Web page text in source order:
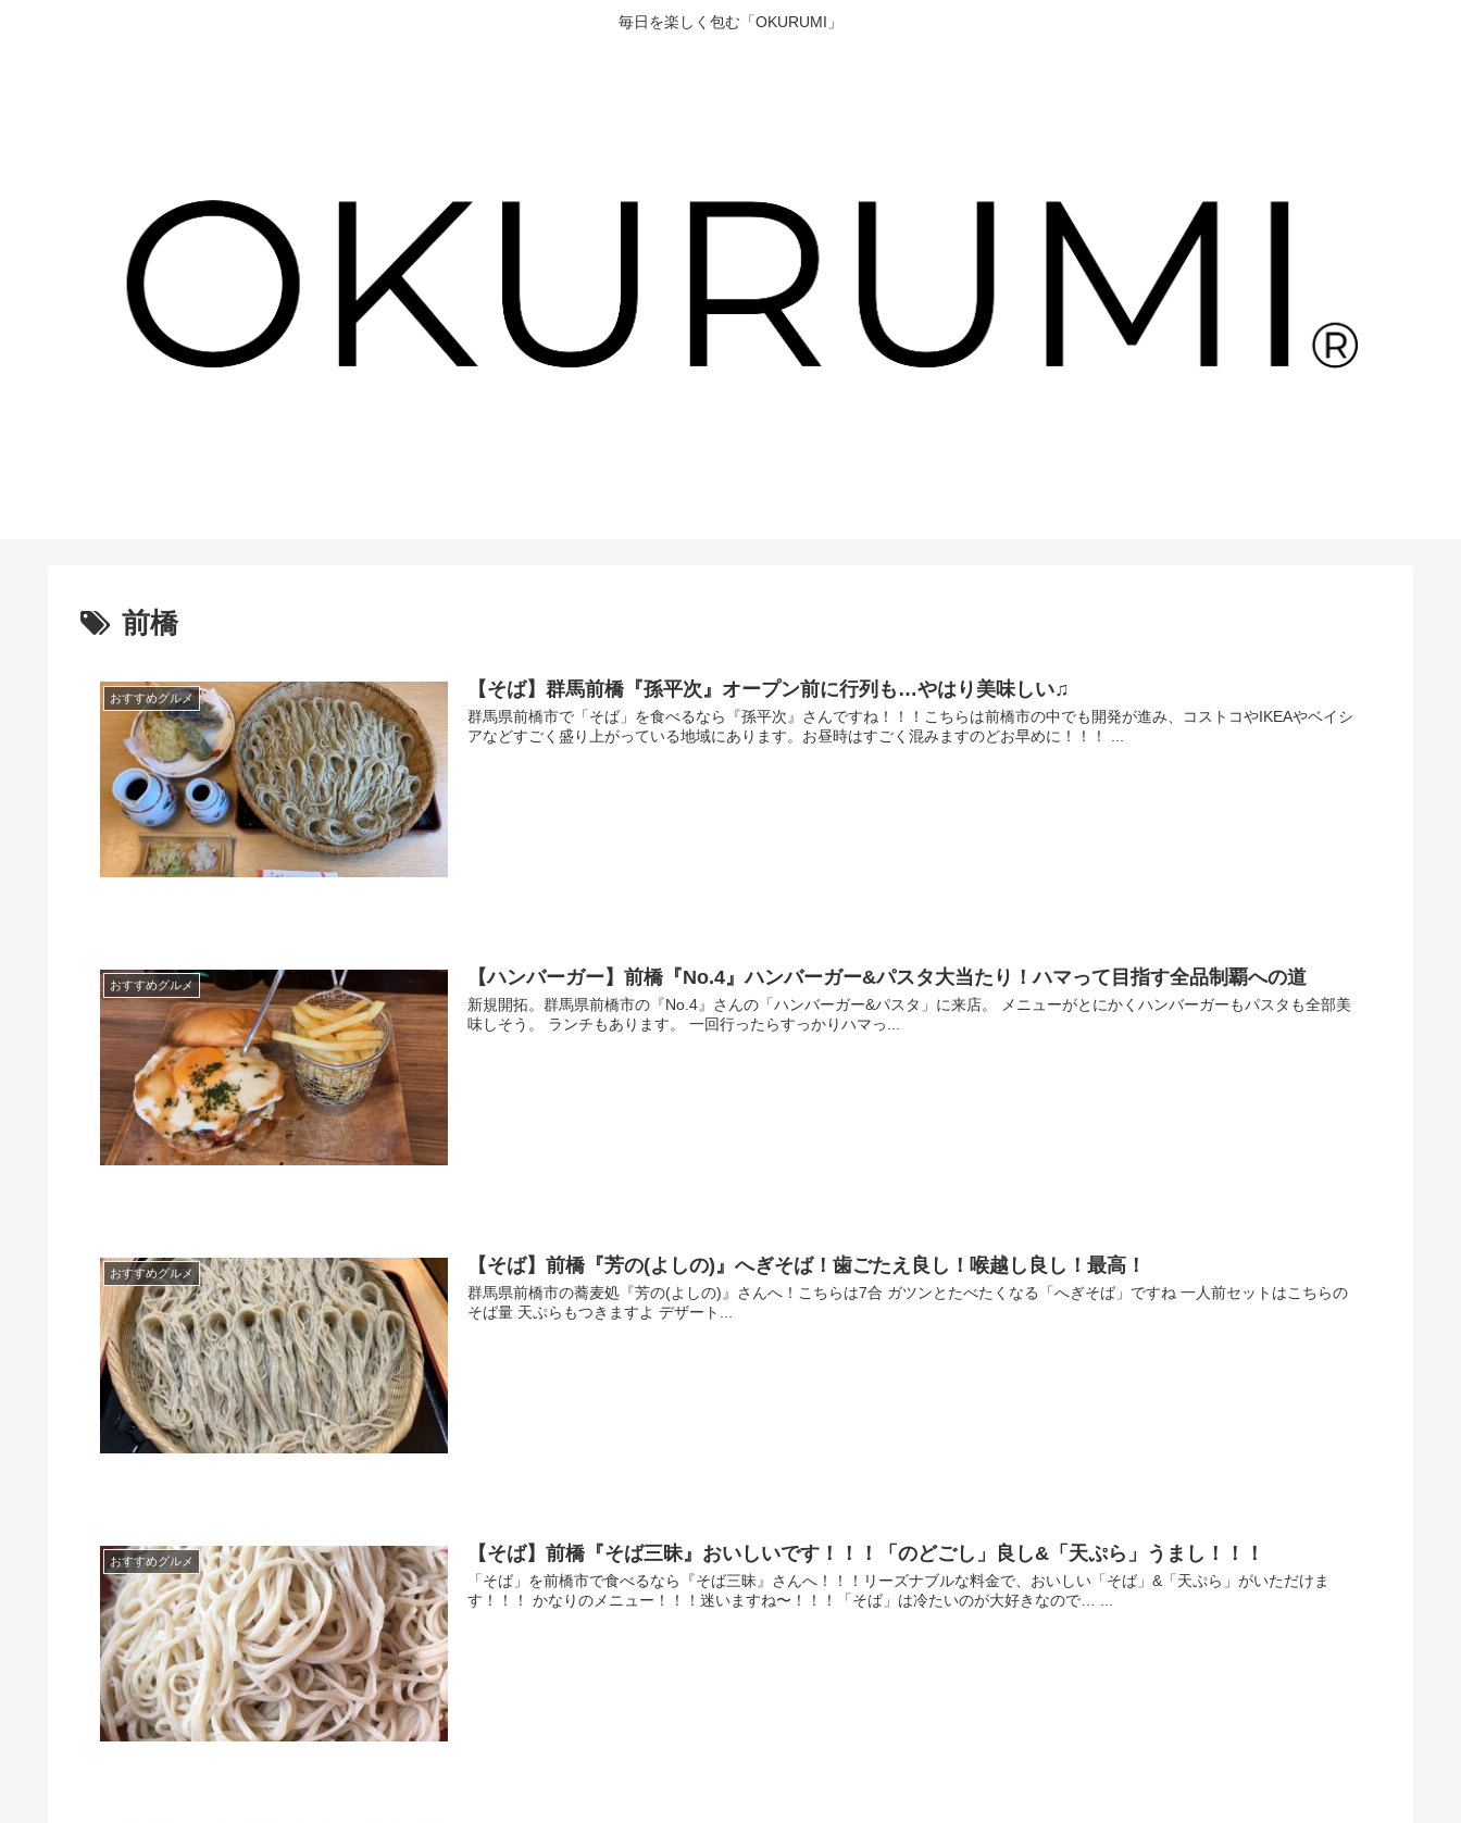
毎日を楽しく包む「OKURUMI」
前橋
おすすめグルメ 【そば】群馬前橋『孫平次』オープン前に行列も…やはり美味しい♫
群馬県前橋市で「そば」を食べるなら『孫平次』さんですね！！！こちらは前橋市の中でも開発が進み、コストコやIKEAやベイシ
アなどすごく盛り上がっている地域にあります。お昼時はすごく混みますのどお早めに！！！ ...
おすすめグルメ 【ハンバーガー】前橋『No.4』ハンバーガー&パスタ大当たり！ハマって目指す全品制覇への道
新規開拓。群馬県前橋市の『No.4』さんの「ハンバーガー&パスタ」に来店。 メニューがとにかくハンバーガーもパスタも全部美
味しそう。 ランチもあります。 一回行ったらすっかりハマっ...
おすすめグルメ 【そば】前橋『芳の(よしの)』へぎそば！歯ごたえ良し！喉越し良し！最高！
群馬県前橋市の蕎麦処『芳の(よしの)』さんへ！こちらは7合 ガツンとたべたくなる「へぎそば」ですね 一人前セットはこちらの
そば量 天ぷらもつきますよ デザート...
おすすめグルメ 【そば】前橋『そば三昧』おいしいです！！！「のどごし」良し&「天ぷら」うまし！！！
「そば」を前橋市で食べるなら『そば三昧』さんへ！！！リーズナブルな料金で、おいしい「そば」&「天ぷら」がいただけま
す！！！ かなりのメニュー！！！迷いますね〜！！！「そば」は冷たいのが大好きなので… ...